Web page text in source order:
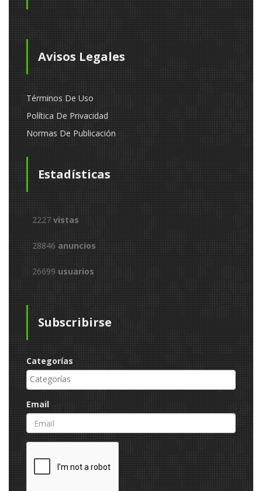
Avisos Legales
Términos De Uso
Política De Privacidad
Normas De Publicación
Estadísticas
2227 vistas
28846 anuncios
26699 usuarios
Subscribirse
Categorías
Email